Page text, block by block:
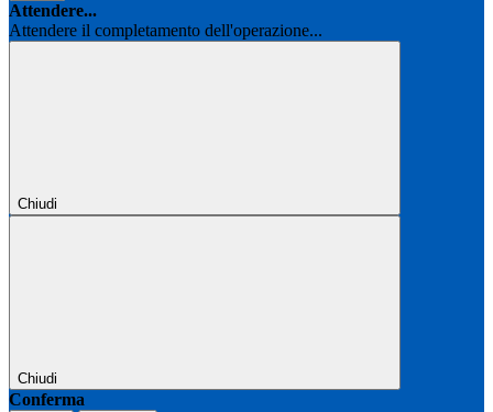
Attendere...
Attendere il completamento dell'operazione...
Chiudi
Chiudi
Conferma